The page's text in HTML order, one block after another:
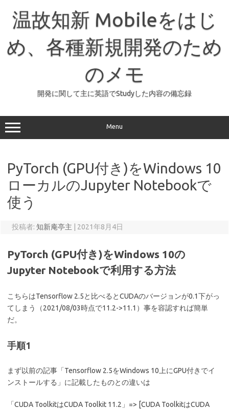
温故知新 Mobileをはじ
め、各種新規開発のため
のメモ
開発に関して主に英語でStudyした内容の備忘録
Menu
PyTorch (GPU付き)をWindows 10
ローカルのJupyter Notebookで
使う
投稿者: 知新庵亭主 2021年8月4日
PyTorch (GPU付き)をWindows 10の
Jupyter Notebookで利用する方法
こちらはTensorflow 2.5と比べるとCUDAのバージョンが0.1下がっ
てしまう（2021/08/03時点で11.2->11.1）事を容認すれば簡単
だ。
手順1
まず以前の記事「Tensorflow 2.5をWindows 10上にGPU付きでイ
ンストールする」に記載したものとの違いは
「CUDA ToolkitはCUDA Toolkit 11.2」=> [CUDA ToolkitはCUDA